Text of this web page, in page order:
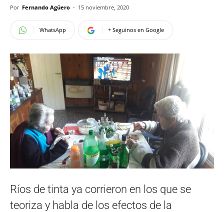
Por Fernando Agüero - 15 noviembre, 2020
WhatsApp + Seguinos en Google
Ríos de tinta ya corrieron en los que se
teoriza y habla de los efectos de la